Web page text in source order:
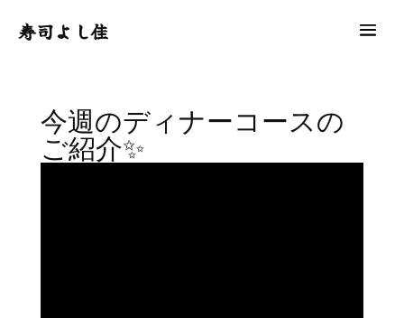
寿司よし佳
今週のディナーコースの
ご紹介✨